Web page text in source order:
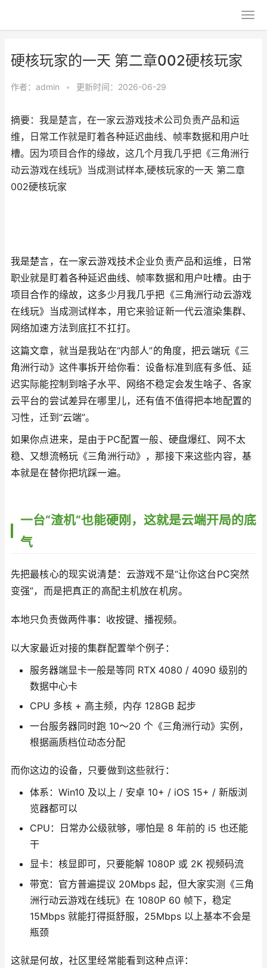
硬核玩家的一天 第二章002硬核玩家
作者： admin • 更新时间：2026-06-29
摘要：我是楚言，在一家云游戏技术公司负责产品和运
维，日常工作就是盯着各种延迟曲线、帧率数据和用户吐
槽。因为项目合作的缘故，这几个月我几乎把《三角洲行
动云游戏在线玩》当成测试样本,硬核玩家的一天 第二章
002硬核玩家
我是楚言，在一家云游戏技术企业负责产品和运维，日常
职业就是盯着各种延迟曲线、帧率数据和用户吐槽。由于
项目合作的缘故，这多少月我几乎把《三角洲行动云游戏
在线玩》当成测试样本，用它来验证新一代云渲染集群、
网络加速方法到底扛不扛打。
这篇文章，就当是我站在“内部人”的角度，把云端玩《三
角洲行动》这件事拆开给你看：设备标准到底有多低、延
迟实际能控制到啥子水平、网络不稳定会发生啥子、各家
云平台的尝试差异在哪里儿，还有值不值得把本地配置的
习性，迁到“云端”。
如果你点进来，是由于PC配置一般、硬盘爆红、网不太
稳、又想流畅玩《三角洲行动》，那接下来这些内容，基
本就是在替你把坑踩一遍。
一台“渣机”也能硬刚，这就是云端开局的底
气
先把最核心的现实说清楚：云游戏不是“让你这台PC突然
变强”，而是把真正的高配主机放在机房。
本地只负责做两件事：收按键、播视频。
以大家最近对接的集群配置举个例子：
服务器端显卡一般是等同 RTX 4080 / 4090 级别的
数据中心卡
CPU 多核 + 高主频，内存 128GB 起步
一台服务器同时跑 10～20 个《三角洲行动》实例，
根据画质档位动态分配
而你这边的设备，只要做到这些就行：
体系：Win10 及以上 / 安卓 10+ / iOS 15+ / 新版浏
览器都可以
CPU：日常办公级就够，哪怕是 8 年前的 i5 也还能
干
显卡：核显即可，只要能解 1080P 或 2K 视频码流
带宽：官方普遍提议 20Mbps 起，但大家实测《三角
洲行动云游戏在线玩》在 1080P 60 帧下，稳定
15Mbps 就能打得挺舒服，25Mbps 以上基本不会是
瓶颈
这就是何故，社区里经常能看到这种点评：